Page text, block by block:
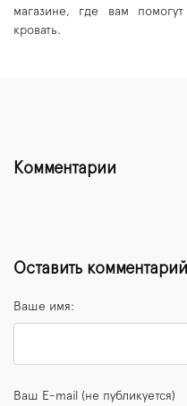
магазине, где вам
кровать.
Комментарии
Оставить комментарий
Ваше имя:
Ваш E-mail (не публикуется)